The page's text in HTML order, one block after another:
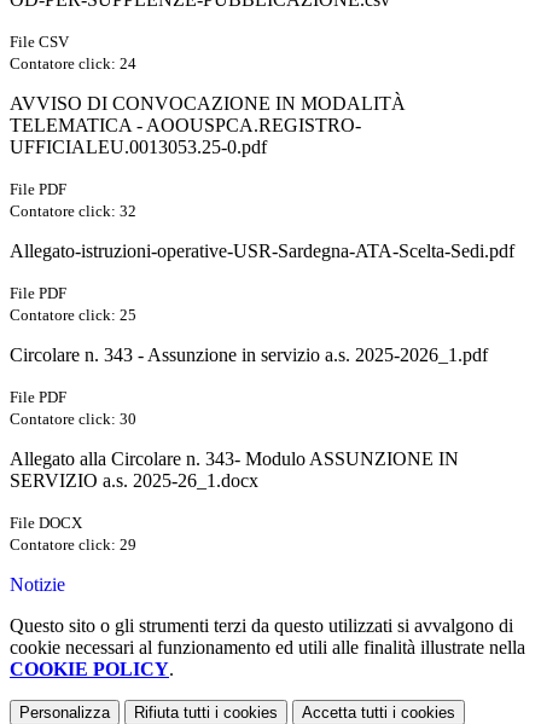
File CSV
Contatore click: 24
AVVISO DI CONVOCAZIONE IN MODALITÀ
TELEMATICA - AOOUSPCA.REGISTRO-
UFFICIALEU.0013053.25-0.pdf
File PDF
Contatore click: 32
Allegato-istruzioni-operative-USR-Sardegna-ATA-Scelta-Sedi.pdf
File PDF
Contatore click: 25
Circolare n. 343 - Assunzione in servizio a.s. 2025-2026_1.pdf
File PDF
Contatore click: 30
Allegato alla Circolare n. 343- Modulo ASSUNZIONE IN
SERVIZIO a.s. 2025-26_1.docx
File DOCX
Contatore click: 29
Notizie
Questo sito o gli strumenti terzi da questo utilizzati si avvalgono di
cookie necessari al funzionamento ed utili alle finalità illustrate nella
COOKIE POLICY.
Personalizza Rifiuta tutti i cookies Accetta tutti i cookies